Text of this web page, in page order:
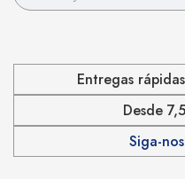
Entregas
Desde
Siga-